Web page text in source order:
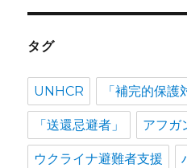
タグ
UNHCR 「補完的保護
「送還忌避者」 アフガ
ウクライナ避難者支援